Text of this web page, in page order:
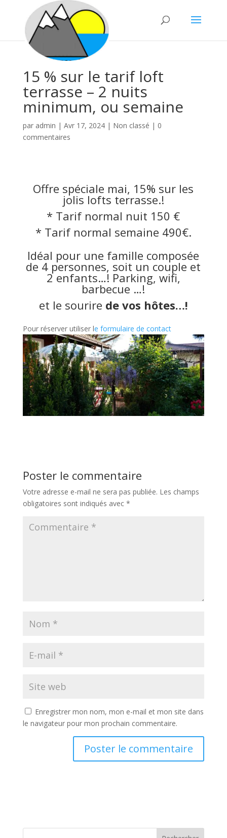
15 % sur le tarif loft
terrasse – 2 nuits
minimum, ou semaine
par admin | Avr 17, 2024| Non classé | 0
commentaires
Offre spéciale mai, 15% sur les
jolis lofts terrasse.!
* Tarif normal nuit 150 €
* Tarif normal semaine 490€.
Idéal pour une famille composée
de 4 personnes, soit un couple et
2 enfants…! Parking, wifi,
barbecue …!
et le sourire de vos hôtes…!
Pour réserver utiliser le formulaire de contact
Poster le commentaire
Votre adresse e-mail ne sera pas publiée. Les champs
obligatoires sont indiqués avec *
Enregistrer mon nom, mon e-mail et mon site dans
le navigateur pour mon prochain commentaire.